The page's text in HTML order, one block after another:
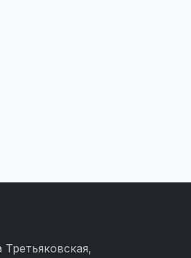
Третьяковская,